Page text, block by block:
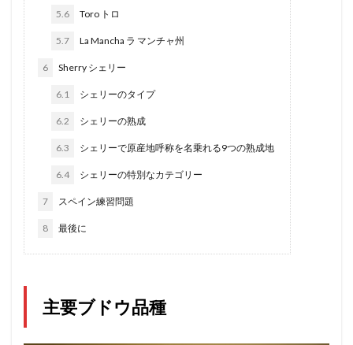
5.6 Toro トロ
5.7 La Mancha ラ マンチャ州
6 Sherry シェリー
6.1 シェリーのタイプ
6.2 シェリーの熟成
6.3 シェリーで原産地呼称を名乗れる9つの熟成地
6.4 シェリーの特別なカテゴリー
7 スペイン練習問題
8 最後に
主要ブドウ品種